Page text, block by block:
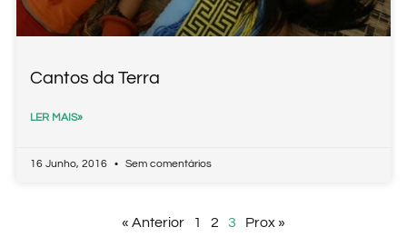
Cantos da Terra
LER MAIS»
16 Junho, 2016 Sem comentários
« Anterior 1 2 3 Prox »